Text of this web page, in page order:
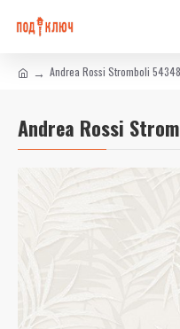
Andrea Rossi Stromboli
Andrea Rossi